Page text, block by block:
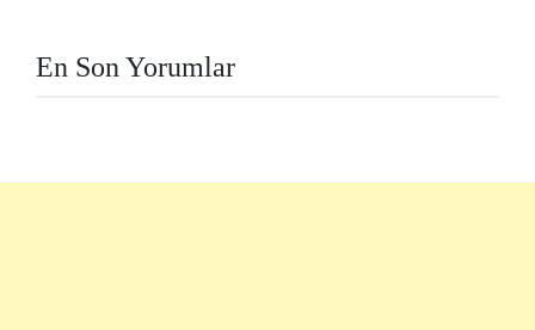
En Son Yorumlar